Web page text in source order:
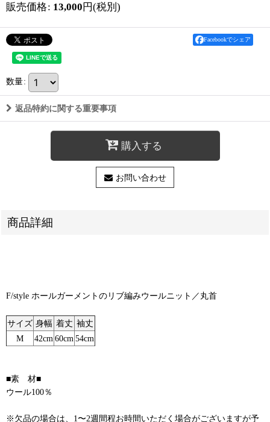
販売価格: 13,000 円(税別)
Facebookでシェア
数量:
返品特約に関する重要事項
購入する
お問い合わせ
商品詳細
F/style ホールガーメントのリブ編みウールニット／丸首
サイズ 身幅 着丈 袖丈
M
42cm 60cm 54cm
■素 材■
ウール100％
※欠品の場合は、1〜2週間程お時間いただく場合がございますが予